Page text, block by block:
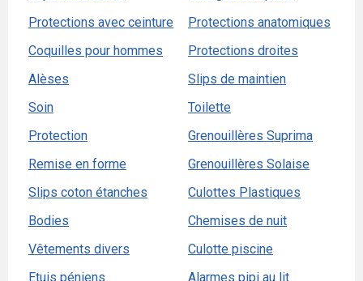
Protections avec ceinture
Protections anatomiques
Coquilles pour hommes
Protections droites
Alèses
Slips de maintien
Soin
Toilette
Protection
Grenouillères Suprima
Remise en forme
Grenouillères Solaise
Slips coton étanches
Culottes Plastiques
Bodies
Chemises de nuit
Vêtements divers
Culotte piscine
Etuis péniens
Alarmes pipi au lit